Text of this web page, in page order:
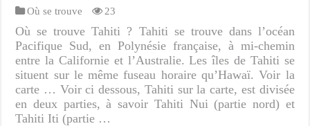
Où se trouve 23
Où se trouve Tahiti ? Tahiti se trouve dans l’océan
Pacifique Sud, en Polynésie française, à mi-chemin
entre la Californie et l’Australie. Les îles de Tahiti se
situent sur le même fuseau horaire qu’Hawaï. Voir la
carte … Voir ci dessous, Tahiti sur la carte, est divisée
en deux parties, à savoir Tahiti Nui (partie nord) et
Tahiti Iti (partie …